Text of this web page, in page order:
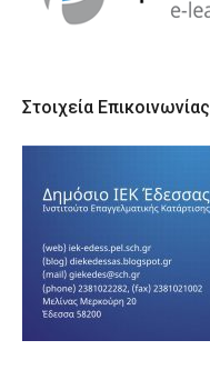
Στοιχεία Επικοινωνίας